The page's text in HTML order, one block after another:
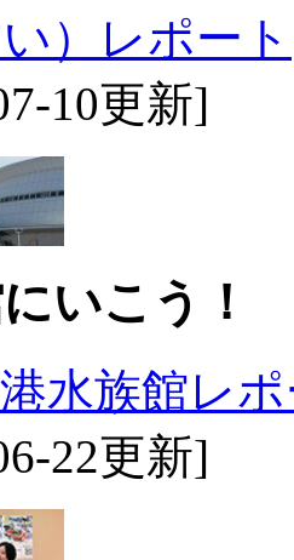
）レポート
10更新]
いこう！
水族館レ
22更新]